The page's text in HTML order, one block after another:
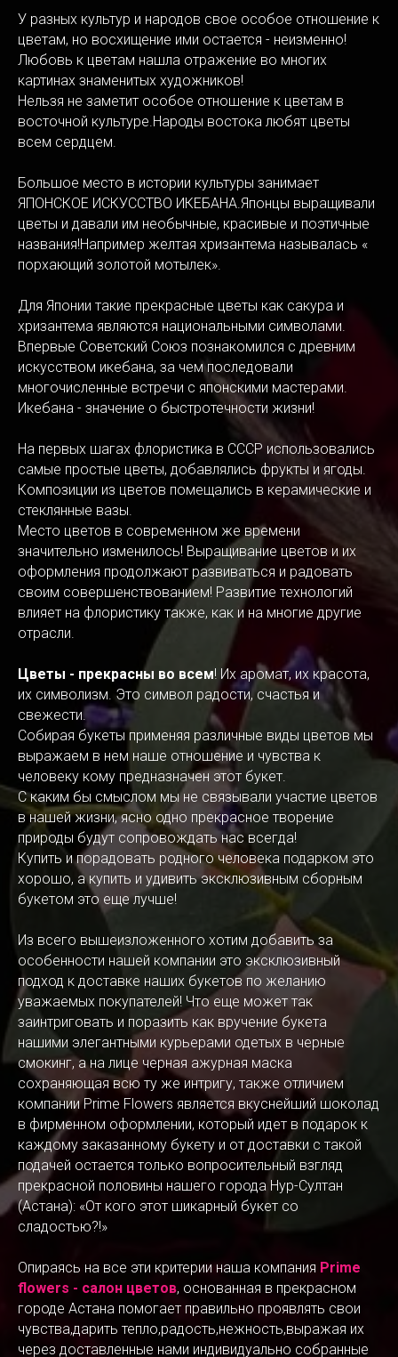
У разных культур и народов свое особое отношение к
цветам, но восхищение ими остается - неизменно!
Любовь к цветам нашла отражение во многих
картинах знаменитых художников!
Нельзя не заметит особое отношение к цветам в
восточной культуре.Народы востока любят цветы
всем сердцем.
Большое место в истории культуры занимает
ЯПОНСКОЕ ИСКУССТВО ИКЕБАНА.Японцы выращивали
цветы и давали им необычные, красивые и поэтичные
названия!Например желтая хризантема называлась «
порхающий золотой мотылек».
Для Японии такие прекрасные цветы как сакура и
хризантема являются национальными символами.
Впервые Советский Союз познакомился с древним
искусством икебана, за чем последовали
многочисленные встречи с японскими мастерами.
Икебана - значение о быстротечности жизни!
На первых шагах флористика в СССР использовались
самые простые цветы, добавлялись фрукты и ягоды.
Композиции из цветов помещались в керамические и
стеклянные вазы.
Место цветов в современном же времени
значительно изменилось! Выращивание цветов и их
оформления продолжают развиваться и радовать
своим совершенствованием! Развитие технологий
влияет на флористику также, как и на многие другие
отрасли.
Цветы - прекрасны во всем! Их аромат, их красота,
их символизм. Это символ радости, счастья и
свежести.
Собирая букеты применяя различные виды цветов мы
выражаем в нем наше отношение и чувства к
человеку кому предназначен этот букет.
С каким бы смыслом мы не связывали участие цветов
в нашей жизни, ясно одно прекрасное творение
природы будут сопровождать нас всегда!
Купить и порадовать родного человека подарком это
хорошо, а купить и удивить эксклюзивным сборным
букетом это еще лучше!
Из всего вышеизложенного хотим добавить за
особенности нашей компании это эксклюзивный
подход к доставке наших букетов по желанию
уважаемых покупателей! Что еще может так
заинтриговать и поразить как вручение букета
нашими элегантными курьерами одетых в черные
смокинг, а на лице черная ажурная маска
сохраняющая всю ту же интригу, также отличием
компании Prime Flowers является вкуснейший шоколад
в фирменном оформлении, который идет в подарок к
каждому заказанному букету и от доставки с такой
подачей остается только вопросительный взгляд
прекрасной половины нашего города Нур-Султан
(Астана): «От кого этот шикарный букет со
сладостью?!»
Опираясь на все эти критерии наша компания Prime
flowers - салон цветов, основанная в прекрасном
городе Астана помогает правильно проявлять свои
чувства,дарить тепло,радость,нежность,выражая их
через доставленные нами индивидуально собранные